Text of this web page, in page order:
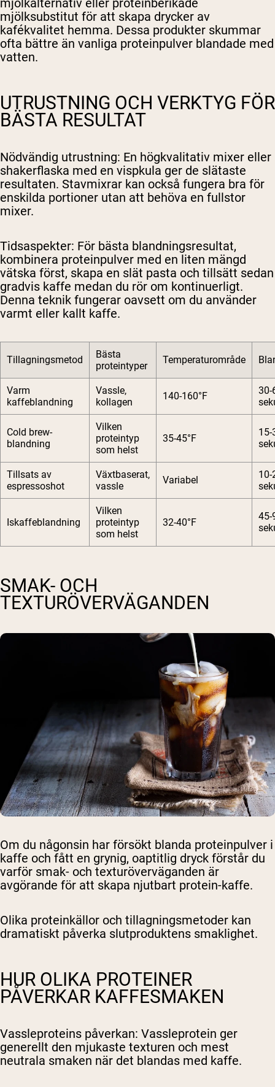
mjölksubstitut för att skapa drycker av
kafékvalitet hemma. Dessa produkter skummar
ofta bättre än vanliga proteinpulver blandade med
vatten.
UTRUSTNING OCH VERKTYG FÖR
BÄSTA RESULTAT
Nödvändig utrustning: En högkvalitativ mixer eller
shakerflaska med en vispkula ger de slätaste
resultaten. Stavmixrar kan också fungera bra för
enskilda portioner utan att behöva en fullstor
mixer.
Tidsaspekter: För bästa blandningsresultat,
kombinera proteinpulver med en liten mängd
vätska först, skapa en slät pasta och tillsätt sedan
gradvis kaffe medan du rör om kontinuerligt.
Denna teknik fungerar oavsett om du använder
varmt eller kallt kaffe.
Tillagningsmetod
Bästa
proteintyper
Temperaturområde
Varm
kaffeblandning
Vassle,
kollagen
140-160°F
30-
Cold brew-
blandning
Vilken
proteintyp
som helst
35-45°F
15-
Tillsats av
espressoshot
Växtbaserat,
vassle
Variabel
10-
Iskaffeblandning
Vilken
proteintyp
som helst
32-40°F
45-
SMAK- OCH
TEXTURÖVERVÄGANDEN
Om du någonsin har försökt blanda proteinpulver i
kaffe och fått en grynig, oaptitlig dryck förstår du
varför smak- och texturöverväganden är
avgörande för att skapa njutbart protein-kaffe.
Olika proteinkällor och tillagningsmetoder kan
dramatiskt påverka slutproduktens smaklighet.
HUR OLIKA PROTEINER
PÅVERKAR KAFFESMAKEN
Vassleproteins påverkan: Vassleprotein ger
generellt den mjukaste texturen och mest
neutrala smaken när det blandas med kaffe.